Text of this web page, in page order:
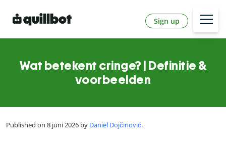
Sign up
Wat betekent cringe? | Definitie &
voorbeelden
Published on 8 juni 2026 by Daniël Dojčinović.